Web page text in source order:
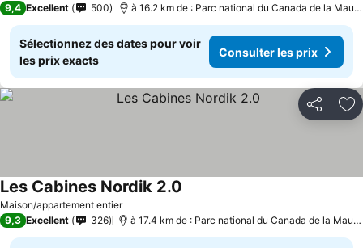
9,4 Excellent 500 à 16.2 km de : Parc national du Canada de la Mauricie
Sélectionnez des dates pour voir
les prix exacts
Consulter les prix
Partager
Maison/appartement entier
Les Cabines Nordik 2.0
9,3 Excellent 326 à 17.4 km de : Parc national du Canada de la Mauricie